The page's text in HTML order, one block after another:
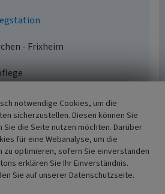
- Frixheim
als 1:20.000)
kartierung
notwendige Cookies, um die
sicherzustellen. Diesen können Sie
die Seite nutzen möchten. Darüber
für eine Webanalyse, um die
zu optimieren, sofern Sie einverstanden
erklären Sie Ihr Einverständnis.
Sie auf unserer Datenschutzseite.